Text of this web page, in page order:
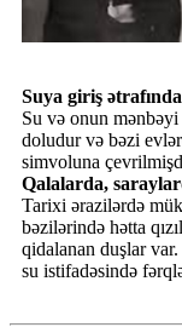
Suya giriş
Su və onun
doludur və bəzi
simvoluna
Qalalarda,
Tarixi ərazilərdə
bəzilərində hətta
qidalanan duşlar
su istifadəsində